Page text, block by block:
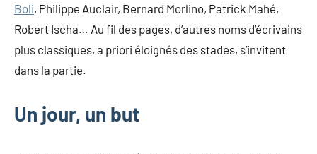
Boli, Philippe Auclair, Bernard Morlino, Patrick Mahé,
Robert Ischa… Au fil des pages, d’autres noms d’écrivains
plus classiques, a priori éloignés des stades, s’invitent
dans la partie.
Un jour, un but